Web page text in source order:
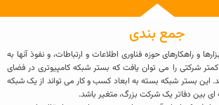
جمع بندی
و راهکارهای حوزه فناوری اطلاعات و ارتباطات، و نفوذ آنها به
شرکتی را می توان یافت که بستر شبکه کامپیوتری در فضای
این بستر شبکه بسته به ابعاد کسب و کار می تواند از یک شبکه
ای بین دفاتر یک شرکت بزرگ، متغیر باشد.